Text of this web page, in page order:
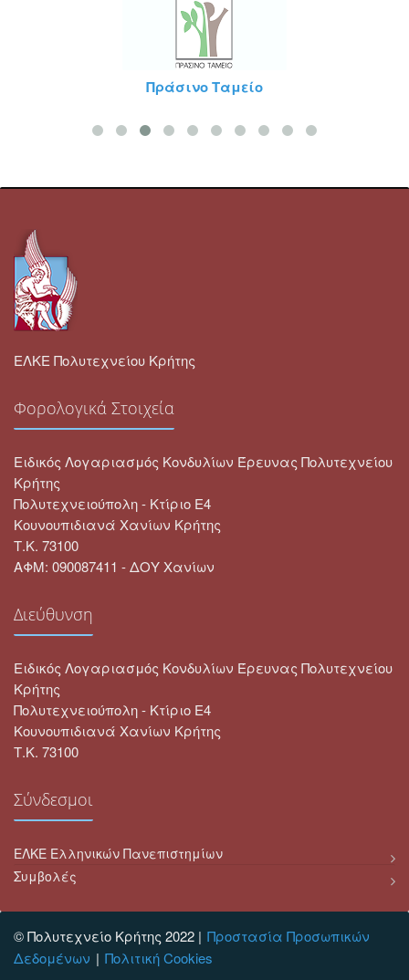
Πράσινο Ταμείο
ΕΛΚΕ Πολυτεχνείου Κρήτης
Φορολογικά Στοιχεία
Ειδικός Λογαριασμός Κονδυλίων Έρευνας Πολυτεχνείου
Κρήτης
Πολυτεχνειούπολη - Κτίριο Ε4
Κουνουπιδιανά Χανίων Κρήτης
Τ.Κ. 73100
ΑΦΜ: 090087411 - ΔΟΥ Χανίων
Διεύθυνση
Ειδικός Λογαριασμός Κονδυλίων Έρευνας Πολυτεχνείου
Κρήτης
Πολυτεχνειούπολη - Κτίριο Ε4
Κουνουπιδιανά Χανίων Κρήτης
Τ.Κ. 73100
Σύνδεσμοι
ΕΛΚΕ Ελληνικών Πανεπιστημίων
Συμβολές
© Πολυτεχνείο Κρήτης 2022 | Προστασία Προσωπικών
Δεδομένων
Πολιτική Cookies